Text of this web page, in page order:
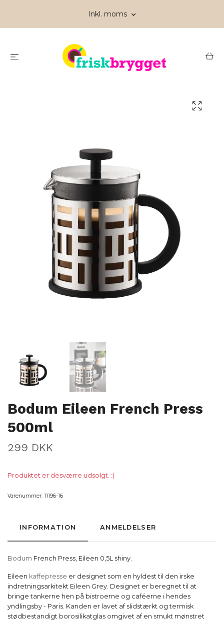
Inkl. moms
Bodum Eileen French Press
500ml
299 DKK
Produktet er desværre udsolgt. :(
Varenummer: 11196-16
INFORMATION ANMELDELSER
Bodum French Press, Eileen 0,5L shiny.
Eileen kaffepresse er designet som en hyldest til den irske
indretningsarkitekt Eileen Grey. Designet er beregnet til at
bringe tankerne hen på bistroerne og caféerne i hendes
yndlingsby - Paris. Kanden er lavet af slidstærkt og termisk
stødbestandigt borosilikatglas omgivet af en smukt mønstret